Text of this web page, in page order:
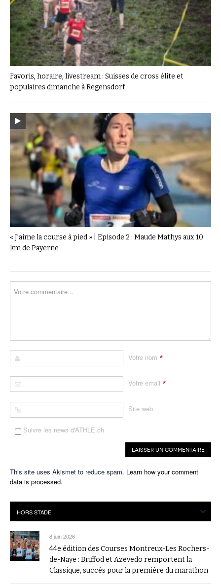
Favoris, horaire, livestream : Suisses de cross élite et
populaires dimanche à Regensdorf
« J’aime la course à pied » | Episode 2 : Maude Mathys aux 10
km de Payerne
Votre nom *
Votre email *
Site web
Suivre les news d'ATHLE.ch
This site uses Akismet to reduce spam. Learn how your comment
data is processed.
8 juin 2026
44e édition des Courses Montreux-Les Rochers-
de-Naye : Briffod et Azevedo remportent la
Classique, succès pour la première du marathon